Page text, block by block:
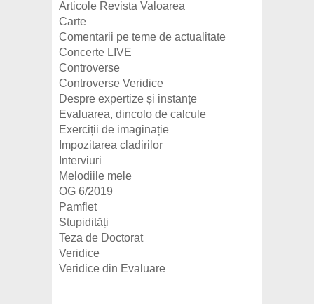
Articole Revista Valoarea
Carte
Comentarii pe teme de actualitate
Concerte LIVE
Controverse
Controverse Veridice
Despre expertize și instanțe
Evaluarea, dincolo de calcule
Exerciții de imaginație
Impozitarea cladirilor
Interviuri
Melodiile mele
OG 6/2019
Pamflet
Stupidități
Teza de Doctorat
Veridice
Veridice din Evaluare